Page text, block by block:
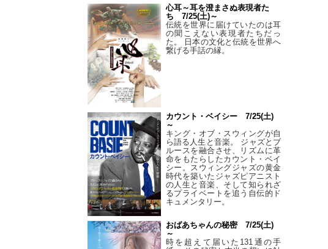
心耳～耳を澄まさぬ表現者た
ち 7/25(土)～
伝統を世界に届けていたのは耳
の聞こえない表現者たちだっ
た。 日本の文化と伝統を世界へ
繋げる手話の縁。
カウント・ベイシー 7/25(土)
～
キング・オブ・スウィングが自
ら語る人生と音楽。 ジャズとブ
ルースを融合させ、リズムに革
命をもたらしたカウント・ベイ
シー。スウィングジャズの黄金
時代を築いたジャズピアニスト
の人生と音楽、そして知られざ
るプライベートを追う自伝的ド
キュメンタリー。
おばあちゃんの秘密 7/25(土)
～
時を超えて届いた131通の手